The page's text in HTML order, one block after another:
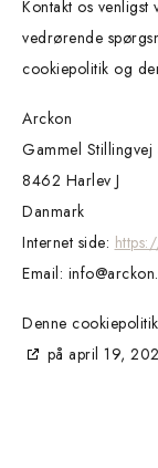
Kontakt os
vedrørende
cookiepolitik og
Arckon
Gammel
8462 Harlev J
Danmark
Internet side:
Email: info@
Denne
på april 19,